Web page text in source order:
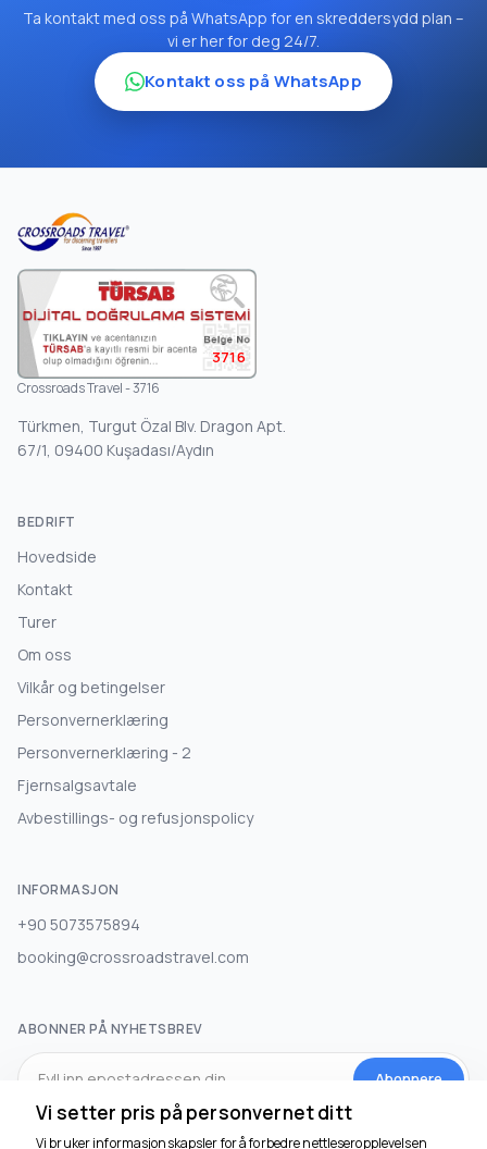
Ta kontakt med oss på WhatsApp for en skreddersydd plan –
vi er her for deg 24/7.
Kontakt oss på WhatsApp
3716
Crossroads Travel - 3716
Türkmen, Turgut Özal Blv. Dragon Apt.
67/1, 09400 Kuşadası/Aydın
BEDRIFT
Hovedside
Kontakt
Turer
Om oss
Vilkår og betingelser
Personvernerklæring
Personvernerklæring - 2
Fjernsalgsavtale
Avbestillings- og refusjonspolicy
INFORMASJON
+90 5073575894
booking@crossroadstravel.com
ABONNER PÅ NYHETSBREV
Abonnere
SOSIALE MEDIER
Vi setter pris på personvernet ditt
Vi bruker informasjonskapsler for å forbedre nettleseropplevelsen